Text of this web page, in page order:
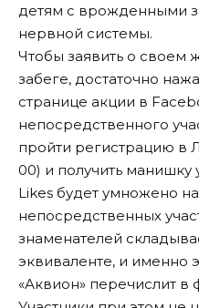
детям с врожденными
нервной системы.
Чтобы заявить о своем
забеге, достаточно
странице акции в
непосредственного
пройти регистрацию в
00) и получить манишку
Likes будет умножено
непосредственных
знаменателей
эквиваленте, и именно
«Аквион» перечислит в